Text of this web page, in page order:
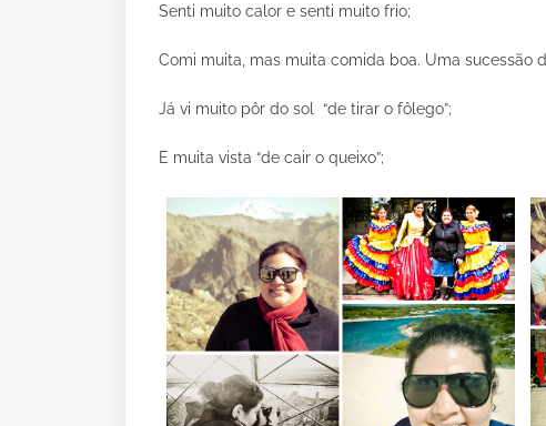
Senti muito calor e senti muito frio;
Comi muita, mas muita comida boa. Uma sucessão
Já vi muito pôr do sol “de tirar o fôlego”;
E muita vista “de cair o queixo”;